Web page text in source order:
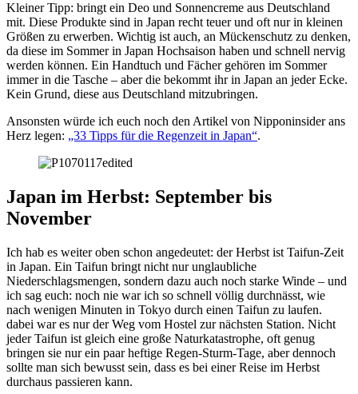
Kleiner Tipp: bringt ein Deo und Sonnencreme aus Deutschland
mit. Diese Produkte sind in Japan recht teuer und oft nur in kleinen
Größen zu erwerben. Wichtig ist auch, an Mückenschutz zu denken,
da diese im Sommer in Japan Hochsaison haben und schnell nervig
werden können. Ein Handtuch und Fächer gehören im Sommer
immer in die Tasche – aber die bekommt ihr in Japan an jeder Ecke.
Kein Grund, diese aus Deutschland mitzubringen.
Ansonsten würde ich euch noch den Artikel von Nipponinsider ans
Herz legen: „33 Tipps für die Regenzeit in Japan“.
Japan im Herbst: September bis
November
Ich hab es weiter oben schon angedeutet: der Herbst ist Taifun-Zeit
in Japan. Ein Taifun bringt nicht nur unglaubliche
Niederschlagsmengen, sondern dazu auch noch starke Winde – und
ich sag euch: noch nie war ich so schnell völlig durchnässt, wie
nach wenigen Minuten in Tokyo durch einen Taifun zu laufen.
dabei war es nur der Weg vom Hostel zur nächsten Station. Nicht
jeder Taifun ist gleich eine große Naturkatastrophe, oft genug
bringen sie nur ein paar heftige Regen-Sturm-Tage, aber dennoch
sollte man sich bewusst sein, dass es bei einer Reise im Herbst
durchaus passieren kann.